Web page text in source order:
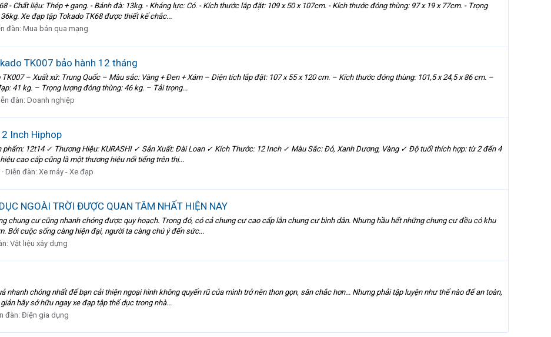
- Chất liệu: Thép + gang. - Bánh đà: 13kg. - Kháng lực: Có. - Kích thước lắp đặt: 109 x 50 x 107cm. - Kích thước đóng thùng: 97 x 19 x 77cm. - Trọng
Xe đạp tập Tokado TK68 được thiết kế chắc...
đàn:Mua bán qua mạng
TK007 bảo hành 12 tháng
– Xuất xứ: Trung Quốc – Màu sắc: Vàng + Đen + Xám – Diện tích lắp đặt: 107 x 55 x 120 cm. – Kích thước đóng thùng: 101,5 x 24,5 x 86 cm. –
41 kg. – Trọng lượng đóng thùng: 46 kg. – Tải trọng...
đàn:Doanh nghiệp
Inch Hiphop
12t14 ✓ Thương Hiệu: KURASHI ✓ Sản Xuất: Đài Loan ✓ Kích Thước: 12 Inch ✓ Màu Sắc: Đỏ, Xanh Dương, Vàng ✓ Độ tuổi thích hợp: từ 2 đến 4
cao cấp cũng là một thương hiệu nổi tiếng trên thị...
Diễn đàn: Xe máy - Xe đạp
NGOÀI TRỜI ĐƯỢC QUAN TÂM NHẤT HIỆN NAY
chung cư cũng nhanh chóng được quy hoạch. Trong đó, có cả chung cư cao cấp lẫn chung cư bình dân. Nhưng hầu hết những chung cư đều có khu
Bởi cuộc sống càng hiện đại, người ta càng chú ý đến sức...
Vật liệu xây dựng
nhanh chóng nhất để bạn cải thiện ngoại hình không quyến rũ của mình trở nên thon gọn, săn chắc hơn... Nhưng phải tập luyện như thế nào để an toàn,
hãy sở hữu ngay xe đạp tập thể dục trong nhà...
đàn:Điện gia dụng